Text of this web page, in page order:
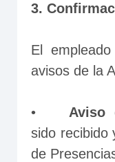
3.
El
avisos de la
Aviso
sido recibido
de